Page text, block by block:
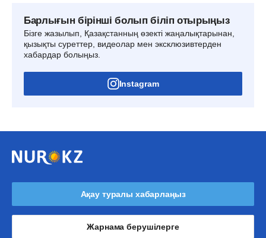
Барлығын бірінші болып біліп отырыңыз
Бізге жазылып, Қазақстанның өзекті жаңалықтарынан,
қызықты суреттер, видеолар мен эксклюзивтерден
хабардар болыңыз.
Instagram
Ақау туралы хабарлаңыз
Жарнама берушілерге